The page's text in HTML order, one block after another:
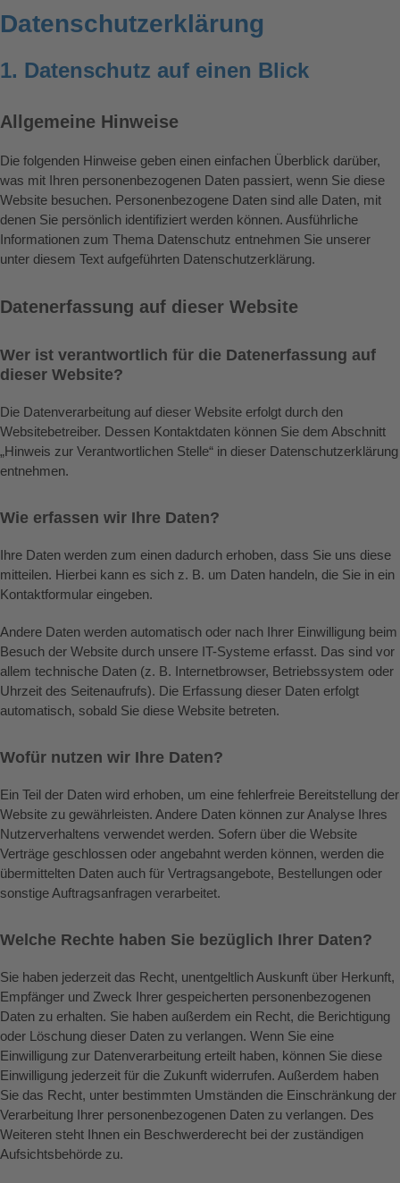
Datenschutz­erklärung
1. Datenschutz auf einen Blick
Allgemeine Hinweise
Die folgenden Hinweise geben einen einfachen Überblick darüber,
was mit Ihren personenbezogenen Daten passiert, wenn Sie diese
Website besuchen. Personenbezogene Daten sind alle Daten, mit
denen Sie persönlich identifiziert werden können. Ausführliche
Informationen zum Thema Datenschutz entnehmen Sie unserer
unter diesem Text aufgeführten Datenschutzerklärung.
Datenerfassung auf dieser Website
Wer ist verantwortlich für die Datenerfassung auf
dieser Website?
Die Datenverarbeitung auf dieser Website erfolgt durch den
Websitebetreiber. Dessen Kontaktdaten können Sie dem Abschnitt
„Hinweis zur Verantwortlichen Stelle“ in dieser Datenschutzerklärung
entnehmen.
Wie erfassen wir Ihre Daten?
Ihre Daten werden zum einen dadurch erhoben, dass Sie uns diese
mitteilen. Hierbei kann es sich z. B. um Daten handeln, die Sie in ein
Kontaktformular eingeben.
Andere Daten werden automatisch oder nach Ihrer Einwilligung beim
Besuch der Website durch unsere IT-Systeme erfasst. Das sind vor
allem technische Daten (z. B. Internetbrowser, Betriebssystem oder
Uhrzeit des Seitenaufrufs). Die Erfassung dieser Daten erfolgt
automatisch, sobald Sie diese Website betreten.
Wofür nutzen wir Ihre Daten?
Ein Teil der Daten wird erhoben, um eine fehlerfreie Bereitstellung der
Website zu gewährleisten. Andere Daten können zur Analyse Ihres
Nutzerverhaltens verwendet werden. Sofern über die Website
Verträge geschlossen oder angebahnt werden können, werden die
übermittelten Daten auch für Vertragsangebote, Bestellungen oder
sonstige Auftragsanfragen verarbeitet.
Welche Rechte haben Sie bezüglich Ihrer Daten?
Sie haben jederzeit das Recht, unentgeltlich Auskunft über Herkunft,
Empfänger und Zweck Ihrer gespeicherten personenbezogenen
Daten zu erhalten. Sie haben außerdem ein Recht, die Berichtigung
oder Löschung dieser Daten zu verlangen. Wenn Sie eine
Einwilligung zur Datenverarbeitung erteilt haben, können Sie diese
Einwilligung jederzeit für die Zukunft widerrufen. Außerdem haben
Sie das Recht, unter bestimmten Umständen die Einschränkung der
Verarbeitung Ihrer personenbezogenen Daten zu verlangen. Des
Weiteren steht Ihnen ein Beschwerderecht bei der zuständigen
Aufsichtsbehörde zu.